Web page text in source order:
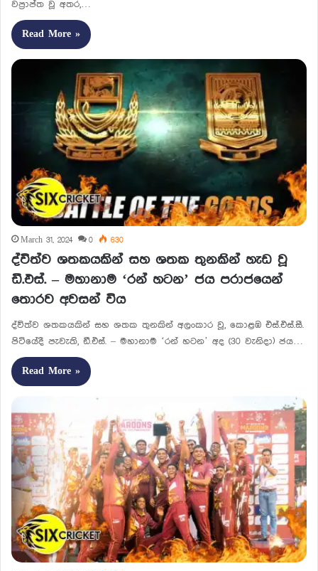
ව­ප්‍රාප්ත වූ අතර,…
Read More »
March 31, 2024 0 630
ද්විත්ව ශතකයකින් සහ ශතක තුනකින් හැඩ වූ
ඩී.එස්. – මහානාම ‘රන් හටන’ ජය පරාජයෙන්
තොරව අවසන් විය
ද්විත්ව ශතකයකින් සහ ශතක තුනකින් අලංකාර වූ, කොළඹ එස්.එස්.සී.
පිටියේදී පැවැති, ඩී.එස්. – මහානාම ‘රන් හටන’ අද (30 වැනිදා) ජය…
Read More »